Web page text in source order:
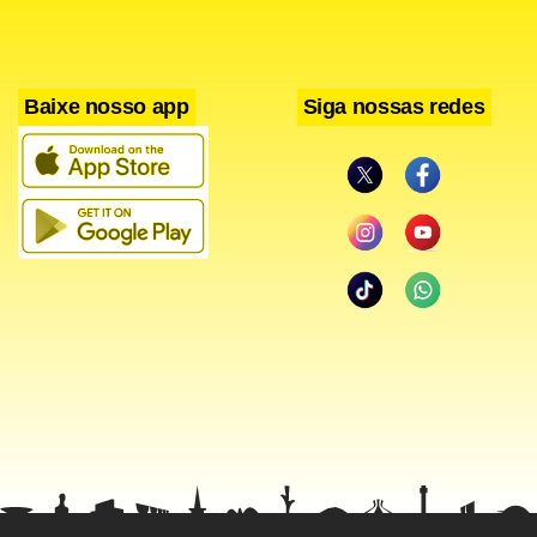
Facebook
WhatsApp
LinkedIn
TwitterTelegram
Share
Baixe nosso app Siga nossas redes